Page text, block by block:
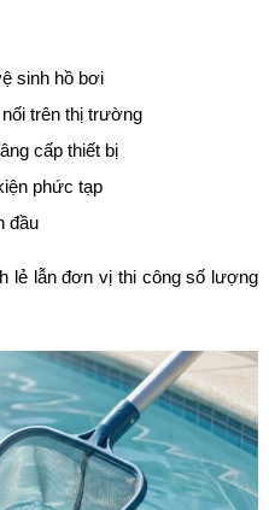
sinh hồ bơi
trên thị trường
cấp thiết bị
phức tạp
đầu
lẻ lẫn đơn vị thi công số lượng